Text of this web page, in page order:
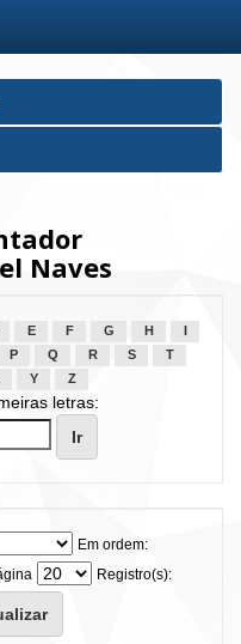
Naves
E F G H
P Q R S
T
Y Z
letras:
Em ordem:
Registro(s):